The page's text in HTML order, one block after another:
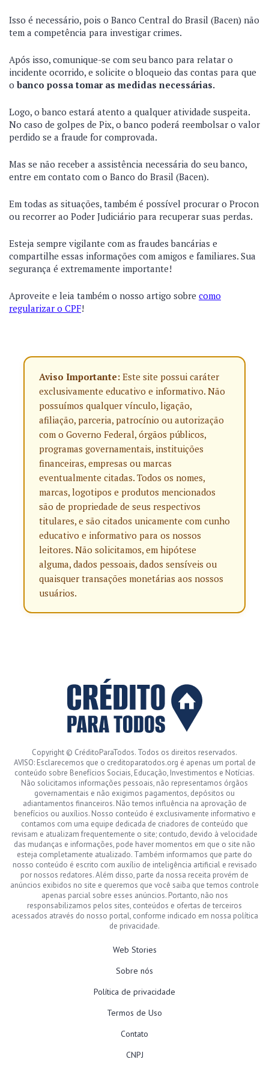
Isso é necessário, pois o Banco Central do Brasil (Bacen) não
tem a competência para investigar crimes.
Após isso, comunique-se com seu banco para relatar o
incidente ocorrido, e solicite o bloqueio das contas para que
o banco possa tomar as medidas necessárias.
Logo, o banco estará atento a qualquer atividade suspeita.
No caso de golpes de Pix, o banco poderá reembolsar o valor
perdido se a fraude for comprovada.
Mas se não receber a assistência necessária do seu banco,
entre em contato com o Banco do Brasil (Bacen).
Em todas as situações, também é possível procurar o Procon
ou recorrer ao Poder Judiciário para recuperar suas perdas.
Esteja sempre vigilante com as fraudes bancárias e
compartilhe essas informações com amigos e familiares. Sua
segurança é extremamente importante!
Aproveite e leia também o nosso artigo sobre como
regularizar o CPF!
Aviso Importante: Este site possui caráter
exclusivamente educativo e informativo. Não
possuímos qualquer vínculo, ligação,
afiliação, parceria, patrocínio ou autorização
com o Governo Federal, órgãos públicos,
programas governamentais, instituições
financeiras, empresas ou marcas
eventualmente citadas. Todos os nomes,
marcas, logotipos e produtos mencionados
são de propriedade de seus respectivos
titulares, e são citados unicamente com cunho
educativo e informativo para os nossos
leitores. Não solicitamos, em hipótese
alguma, dados pessoais, dados sensíveis ou
quaisquer transações monetárias aos nossos
usuários.
Copyright © CréditoParaTodos. Todos os direitos reservados.
AVISO: Esclarecemos que o creditoparatodos.org é apenas um portal de
conteúdo sobre Benefícios Sociais, Educação, Investimentos e Notícias.
Não solicitamos informações pessoais, não representamos órgãos
governamentais e não exigimos pagamentos, depósitos ou
adiantamentos financeiros. Não temos influência na aprovação de
benefícios ou auxílios. Nosso conteúdo é exclusivamente informativo e
contamos com uma equipe dedicada de criadores de conteúdo que
revisam e atualizam frequentemente o site; contudo, devido à velocidade
das mudanças e informações, pode haver momentos em que o site não
esteja completamente atualizado. Também informamos que parte do
nosso conteúdo é escrito com auxílio de inteligência artificial e revisado
por nossos redatores. Além disso, parte da nossa receita provém de
anúncios exibidos no site e queremos que você saiba que temos controle
apenas parcial sobre esses anúncios. Portanto, não nos
responsabilizamos pelos sites, conteúdos e ofertas de terceiros
acessados através do nosso portal, conforme indicado em nossa política
de privacidade.
Web Stories
Sobre nós
Política de privacidade
Termos de Uso
Contato
CNPJ